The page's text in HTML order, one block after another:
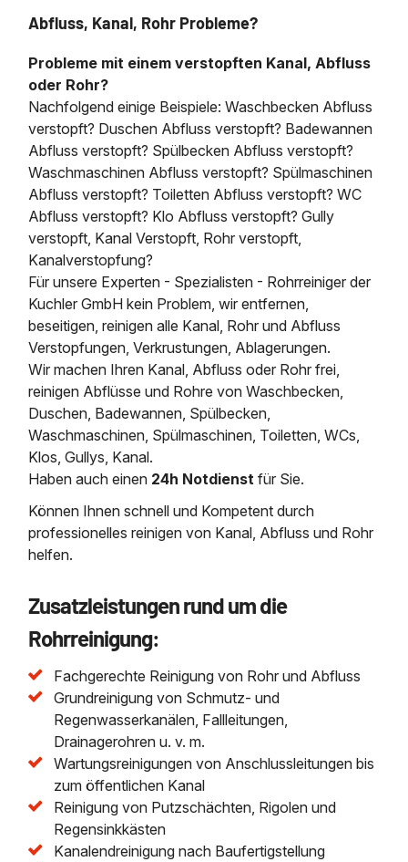
Abfluss, Kanal, Rohr Probleme?
Probleme mit einem verstopften Kanal, Abfluss
oder Rohr?
Nachfolgend einige Beispiele: Waschbecken Abfluss
verstopft? Duschen Abfluss verstopft? Badewannen
Abfluss verstopft? Spülbecken Abfluss verstopft?
Waschmaschinen Abfluss verstopft? Spülmaschinen
Abfluss verstopft? Toiletten Abfluss verstopft? WC
Abfluss verstopft? Klo Abfluss verstopft? Gully
verstopft, Kanal Verstopft, Rohr verstopft,
Kanalverstopfung?
Für unsere Experten - Spezialisten - Rohrreiniger der
Kuchler GmbH kein Problem, wir entfernen,
beseitigen, reinigen alle Kanal, Rohr und Abfluss
Verstopfungen, Verkrustungen, Ablagerungen.
Wir machen Ihren Kanal, Abfluss oder Rohr frei,
reinigen Abflüsse und Rohre von Waschbecken,
Duschen, Badewannen, Spülbecken,
Waschmaschinen, Spülmaschinen, Toiletten, WCs,
Klos, Gullys, Kanal.
Haben auch einen 24h Notdienst für Sie.
Können Ihnen schnell und Kompetent durch
professionelles reinigen von Kanal, Abfluss und Rohr
helfen.
Zusatzleistungen rund um die
Rohrreinigung:
Fachgerechte Reinigung von Rohr und Abfluss
Grundreinigung von Schmutz- und
Regenwasserkanälen, Fallleitungen,
Drainagerohren u. v. m.
Wartungsreinigungen von Anschlussleitungen bis
zum öffentlichen Kanal
Reinigung von Putzschächten, Rigolen und
Regensinkkästen
Kanalendreinigung nach Baufertigstellung